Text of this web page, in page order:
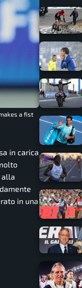
a fist
in carica
alla
in una